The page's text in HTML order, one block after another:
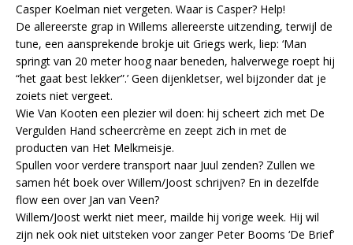
Casper Koelman niet vergeten. Waar is Casper? Help!
De allereerste grap in Willems allereerste uitzending, terwijl de
tune, een aansprekende brokje uit Griegs werk, liep: ‘Man
springt van 20 meter hoog naar beneden, halverwege roept hij
“het gaat best lekker”.’ Geen dijenkletser, wel bijzonder dat je
zoiets niet vergeet.
Wie Van Kooten een plezier wil doen: hij scheert zich met De
Vergulden Hand scheercrème en zeept zich in met de
producten van Het Melkmeisje.
Spullen voor verdere transport naar Juul zenden? Zullen we
samen hét boek over Willem/Joost schrijven? En in dezelfde
flow een over Jan van Veen?
Willem/Joost werkt niet meer, mailde hij vorige week. Hij wil
zijn nek ook niet uitsteken voor zanger Peter Booms ‘De Brief’